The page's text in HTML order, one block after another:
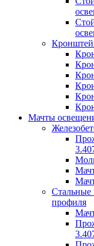
Мачты
Стальные
профиля